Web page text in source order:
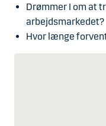
Drømmer I om at
arbejdsmarkedet?
Hvor længe